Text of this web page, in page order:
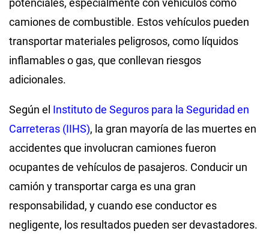
potenciales, especialmente con vehículos como
camiones de combustible. Estos vehículos pueden
transportar materiales peligrosos, como líquidos
inflamables o gas, que conllevan riesgos
adicionales.
Según el Instituto de Seguros para la Seguridad en
Carreteras (IIHS), la gran mayoría de las muertes en
accidentes que involucran camiones fueron
ocupantes de vehículos de pasajeros. Conducir un
camión y transportar carga es una gran
responsabilidad, y cuando ese conductor es
negligente, los resultados pueden ser devastadores.